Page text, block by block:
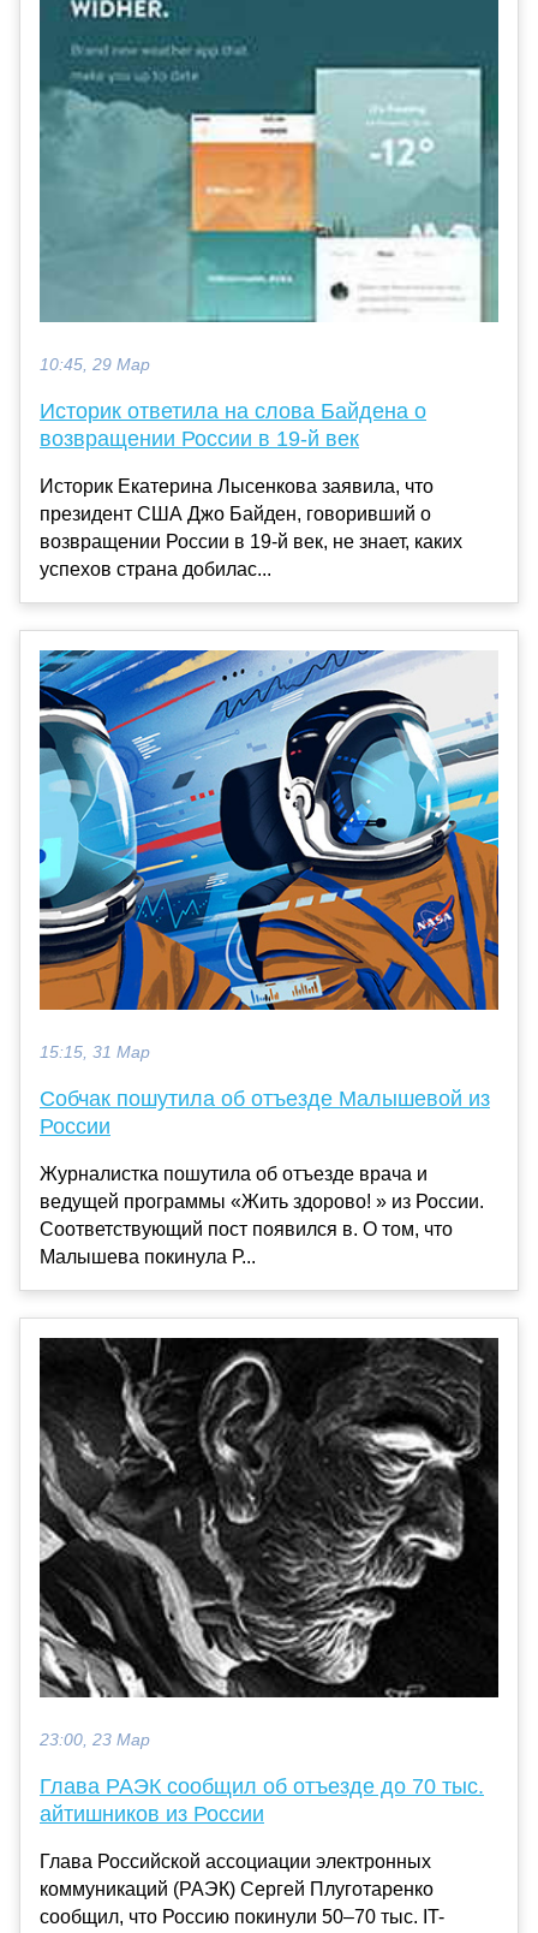
10:45, 29 Мар
Историк ответила на слова Байдена о
возвращении России в 19-й век
Историк Екатерина Лысенкова заявила, что
президент США Джо Байден, говоривший о
возвращении России в 19-й век, не знает, каких
успехов страна добилас...
15:15, 31 Мар
Собчак пошутила об отъезде Малышевой из
России
Журналистка пошутила об отъезде врача и
ведущей программы «Жить здорово! » из России.
Соответствующий пост появился в. О том, что
Малышева покинула Р...
23:00, 23 Мар
Глава РАЭК сообщил об отъезде до 70 тыс.
айтишников из России
Глава Российской ассоциации электронных
коммуникаций (РАЭК) Сергей Плуготаренко
сообщил, что Россию покинули 50–70 тыс. IT-